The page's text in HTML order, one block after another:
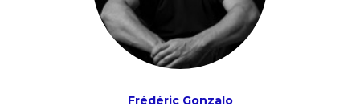
Frédéric Gonzalo